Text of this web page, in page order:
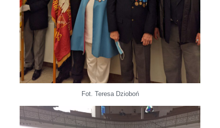
Fot. Teresa Dzioboń